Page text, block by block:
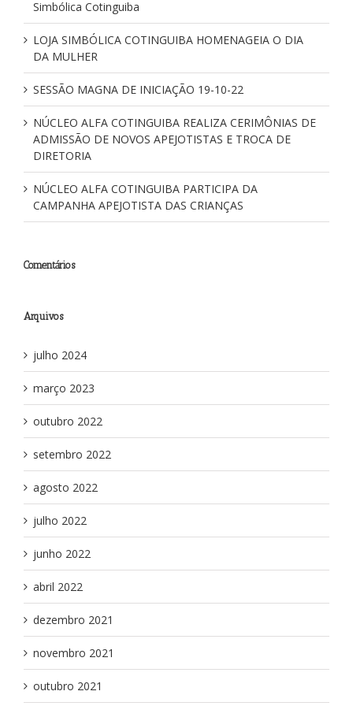
Simbólica Cotinguiba
LOJA SIMBÓLICA COTINGUIBA HOMENAGEIA O DIA
DA MULHER
SESSÃO MAGNA DE INICIAÇÃO 19-10-22
NÚCLEO ALFA COTINGUIBA REALIZA CERIMÔNIAS DE
ADMISSÃO DE NOVOS APEJOTISTAS E TROCA DE
DIRETORIA
NÚCLEO ALFA COTINGUIBA PARTICIPA DA
CAMPANHA APEJOTISTA DAS CRIANÇAS
Comentários
Arquivos
julho 2024
março 2023
outubro 2022
setembro 2022
agosto 2022
julho 2022
junho 2022
abril 2022
dezembro 2021
novembro 2021
outubro 2021